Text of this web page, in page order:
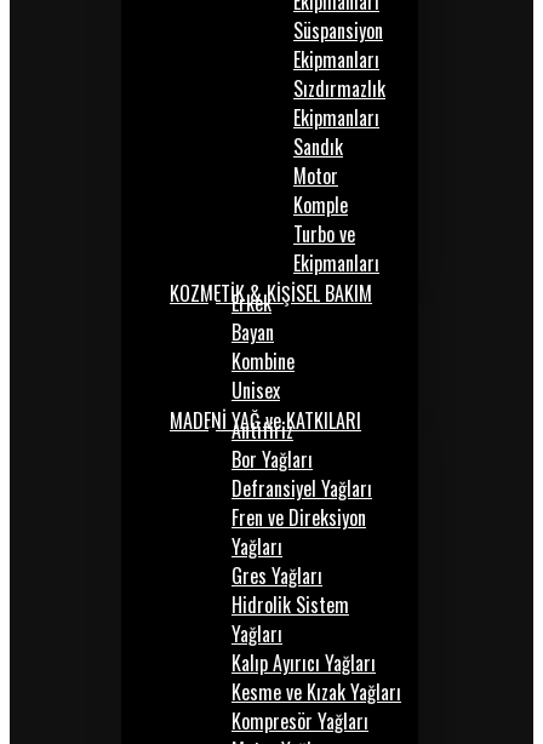
Süspansiyon
Ekipmanları
Sızdırmazlık
Ekipmanları
Sandık
Motor
Komple
Turbo ve
Ekipmanları
KOZMETİK & KİŞİSEL BAKIM
Erkek
Bayan
Kombine
Unisex
MADENİ YAĞ ve KATKILARI
Antifiriz
Bor Yağları
Defransiyel Yağları
Fren ve Direksiyon
Yağları
Gres Yağları
Hidrolik Sistem
Yağları
Kalıp Ayırıcı Yağları
Kesme ve Kızak Yağları
Kompresör Yağları